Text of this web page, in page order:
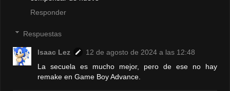
Responder
Respuestas
Isaac Lez
12 de agosto de 2024 a las 12:48
La secuela es mucho mejor, pero de ese no hay
remake en Game Boy Advance.